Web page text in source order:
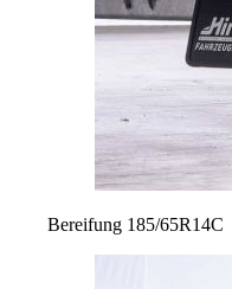
Bereifung 185/65R14C